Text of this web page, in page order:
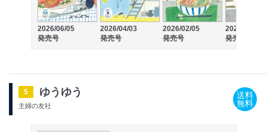
2026/06/05
発売号
2026/04/03
発売号
2026/02/05
発売号
2025/12/05
発売号
5 ゆうゆう
主婦の友社
送料
無料